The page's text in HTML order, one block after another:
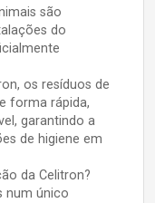
são
do
os resíduos de
forma rápida,
garantindo a
de higiene em
da Celitron?
num único